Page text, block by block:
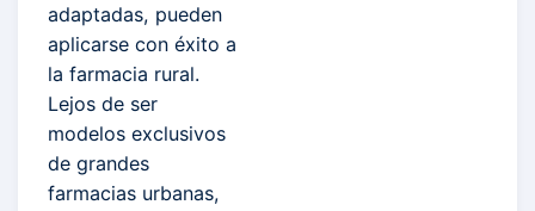
adaptadas, pueden
aplicarse con éxito a
la farmacia rural.
Lejos de ser
modelos exclusivos
de grandes
farmacias urbanas,